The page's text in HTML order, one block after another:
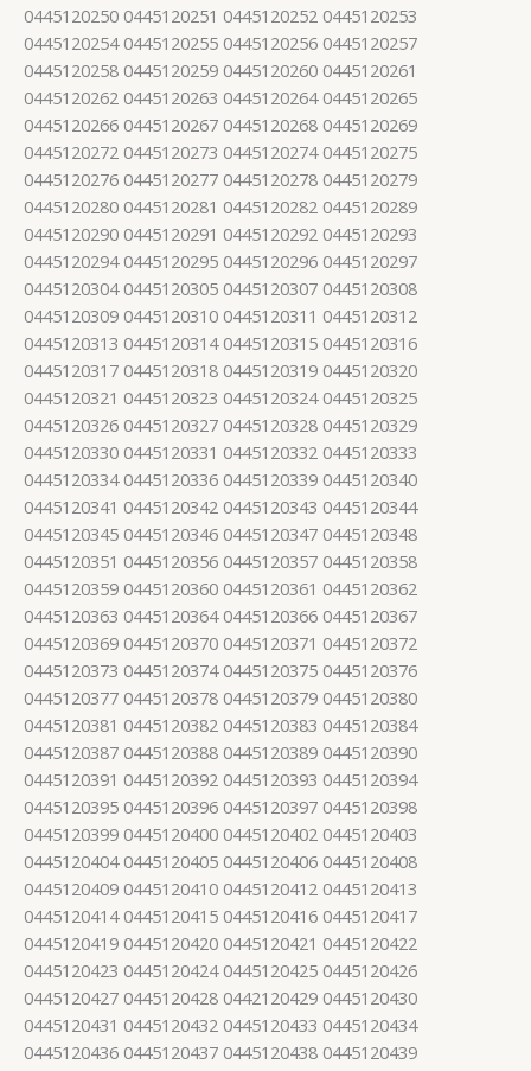
0445120250 0445120251 0445120252 0445120253
0445120254 0445120255 0445120256 0445120257
0445120258 0445120259 0445120260 0445120261
0445120262 0445120263 0445120264 0445120265
0445120266 0445120267 0445120268 0445120269
0445120272 0445120273 0445120274 0445120275
0445120276 0445120277 0445120278 0445120279
0445120280 0445120281 0445120282 0445120289
0445120290 0445120291 0445120292 0445120293
0445120294 0445120295 0445120296 0445120297
0445120304 0445120305 0445120307 0445120308
0445120309 0445120310 0445120311 0445120312
0445120313 0445120314 0445120315 0445120316
0445120317 0445120318 0445120319 0445120320
0445120321 0445120323 0445120324 0445120325
0445120326 0445120327 0445120328 0445120329
0445120330 0445120331 0445120332 0445120333
0445120334 0445120336 0445120339 0445120340
0445120341 0445120342 0445120343 0445120344
0445120345 0445120346 0445120347 0445120348
0445120351 0445120356 0445120357 0445120358
0445120359 0445120360 0445120361 0445120362
0445120363 0445120364 0445120366 0445120367
0445120369 0445120370 0445120371 0445120372
0445120373 0445120374 0445120375 0445120376
0445120377 0445120378 0445120379 0445120380
0445120381 0445120382 0445120383 0445120384
0445120387 0445120388 0445120389 0445120390
0445120391 0445120392 0445120393 0445120394
0445120395 0445120396 0445120397 0445120398
0445120399 0445120400 0445120402 0445120403
0445120404 0445120405 0445120406 0445120408
0445120409 0445120410 0445120412 0445120413
0445120414 0445120415 0445120416 0445120417
0445120419 0445120420 0445120421 0445120422
0445120423 0445120424 0445120425 0445120426
0445120427 0445120428 0442120429 0445120430
0445120431 0445120432 0445120433 0445120434
0445120436 0445120437 0445120438 0445120439